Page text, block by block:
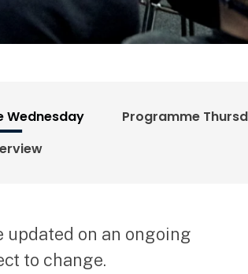
Wednesday
Programme
updated on an ongoing
to change.